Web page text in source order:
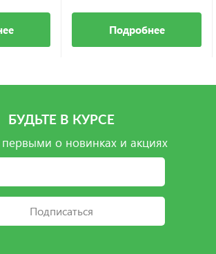
Подробнее
БУДЬТЕ В КУРСЕ
первыми о новинках и акциях
Подписаться